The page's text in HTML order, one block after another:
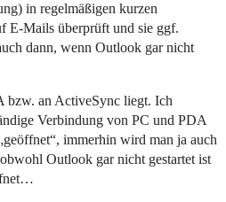
in regelmäßigen kurzen
E-Mails überprüft und sie ggf.
dann, wenn Outlook gar nicht
bzw. an ActiveSync liegt. Ich
Verbindung von PC und PDA
immerhin wird man ja auch
Outlook gar nicht gestartet ist